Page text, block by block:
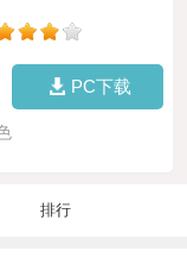
PC下载
排行